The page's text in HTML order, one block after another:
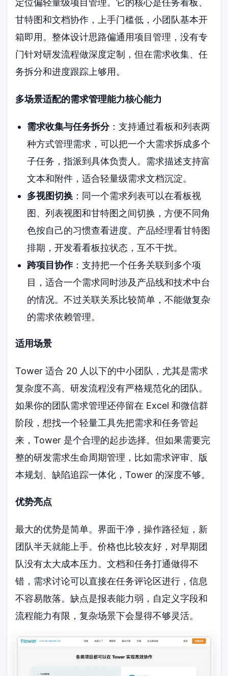
定位偏轻量级项目管理。它的核心是任务看板、
甘特图和文档协作，上手门槛低，小团队基本开
箱即用。整体设计思路偏通用项目管理，没有专
门针对研发流程做深度定制，但在需求收集、任
务拆分和进度跟踪上够用。
多场景适配的需求管理能力核心能力
需求收集与任务拆分：支持通过看板和列表两
种方式管理需求，可以把一个大需求拆成多个
子任务，指派到具体负责人。需求描述支持富
文本和附件，适合轻量级需求文档沉淀。
多视图切换：同一个需求列表可以在看板视
图、列表视图和甘特图之间切换，方便不同角
色按自己的习惯查看进度。产品经理看甘特图
排期，开发看看板拉状态，互不干扰。
跨项目协作：支持把一个任务关联到多个项
目，适合一个需求同时涉及产品线和技术中台
的情况。不过关联关系比较简单，不能做复杂
的需求依赖管理。
适用场景
Tower 适合 20 人以下的中小团队，尤其是需求
复杂度不高、研发流程没有严格规范化的团队。
如果你的团队需求管理还停留在 Excel 和微信群
阶段，想找一个轻量工具先把需求和任务管起
来，Tower 是个合理的起步选择。但如果需要完
整的研发需求生命周期管理，比如需求评审、版
本规划、缺陷追踪一体化，Tower 的深度不够。
优势亮点
最大的优势是简单。界面干净，操作路径短，新
团队半天就能上手。价格也比较友好，对早期团
队没有太大成本压力。文档和任务打通做得不
错，需求讨论可以直接在任务评论区进行，信息
不容易散落。缺点是报表能力弱，自定义字段和
流程能力有限，复杂场景下会显得不够灵活。